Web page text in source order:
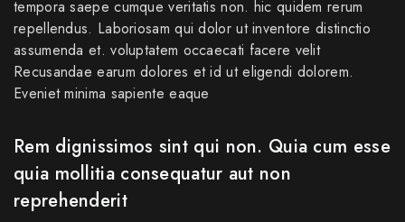
tempora saepe cumque veritatis non. hic quidem rerum
repellendus. Laboriosam qui dolor ut inventore distinctio
assumenda et. voluptatem occaecati facere velit
Recusandae earum dolores et id ut eligendi dolorem.
Eveniet minima sapiente eaque
Rem dignissimos sint qui non. Quia cum esse
quia mollitia consequatur aut non
reprehenderit